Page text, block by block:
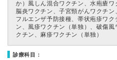
か）風しん混合ワクチン、水疱瘡
脳炎ワクチン、子宮頸がんワクチ
フルエンザ予防接種、帯状疱疹ワ
ン、風疹ワクチン（単独）、破傷
クチン、麻疹ワクチン（単独）
診療科目：